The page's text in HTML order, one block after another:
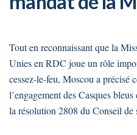
Tout en reconnaissant que la
Unies en RDC joue un rôle
cessez-le-feu, Moscou a précisé
l’engagement des Casques
la résolution 2808 du Conseil de